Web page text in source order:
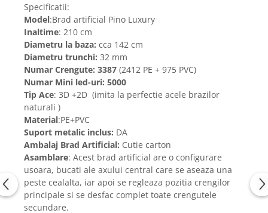
Specificatii:
Model:Brad artificial Pino Luxury
Inaltime: 210 cm
Diametru la baza: cca 142 cm
Diametru trunchi: 32 mm
Numar Crengute: 3387 (2412 PE + 975 PVC)
Numar Mini led-uri: 5000
Tip Ace: 3D +2D (imita la perfectie acele brazilor
naturali )
Material:PE+PVC
Suport metalic inclus: DA
Ambalaj Brad Artificial: Cutie carton
Asamblare: Acest brad artificial are o configurare
usoara, bucati ale axului central care se aseaza una
peste cealalta, iar apoi se regleaza pozitia crengilor
principale si se desfac complet toate crengutele
secundare.